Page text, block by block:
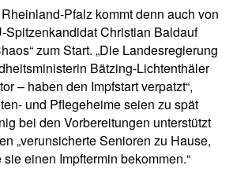
Pfalz kommt denn auch von
Spitzenkandidat Christian Baldauf
zum Start. „Die Landesregierung
Bätzing-Lichtenthäler
– haben den Impfstart verpatzt“,
und Pflegeheime seien zu spät
bei den Vorbereitungen unterstützt
„verunsicherte Senioren zu Hause,
einen Impftermin bekommen.“